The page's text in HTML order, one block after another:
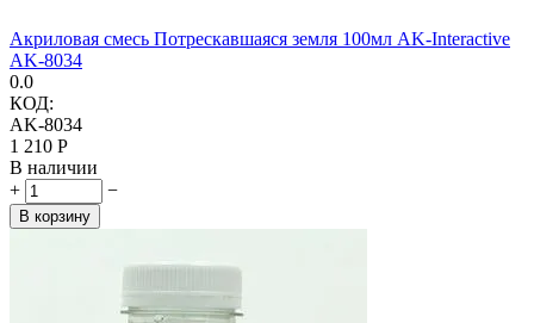
Акриловая смесь Потрескавшаяся земля 100мл AK-Interactive
AK-8034
0.0
КОД:
AK-8034
1 210 Р
В наличии
+
−
В корзину